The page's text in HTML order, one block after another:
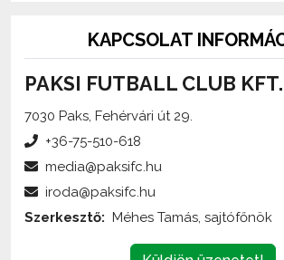
PAKSI FUTBALL CLUB KFT.
7030 Paks, Fehérvári út 29.
Küldjön üzenetet!